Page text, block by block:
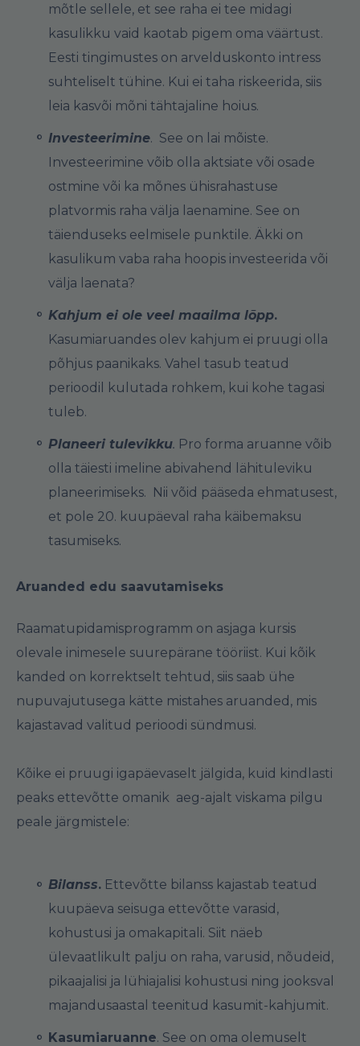
mõtle sellele, et see raha ei tee midagi
kasulikku vaid kaotab pigem oma väärtust.
Eesti tingimustes on arvelduskonto intress
suhteliselt tühine. Kui ei taha riskeerida, siis
leia kasvõi mõni tähtajaline hoius.
Investeerimine. See on lai mõiste.
Investeerimine võib olla aktsiate või osade
ostmine või ka mõnes ühisrahastuse
platvormis raha välja laenamine. See on
täienduseks eelmisele punktile. Äkki on
kasulikum vaba raha hoopis investeerida või
välja laenata?
Kahjum ei ole veel maailma lõpp.
Kasumiaruandes olev kahjum ei pruugi olla
põhjus paanikaks. Vahel tasub teatud
perioodil kulutada rohkem, kui kohe tagasi
tuleb.
Planeeri tulevikku. Pro forma aruanne võib
olla täiesti imeline abivahend lähituleviku
planeerimiseks. Nii võid pääseda ehmatusest,
et pole 20. kuupäeval raha käibemaksu
tasumiseks.
Aruanded edu saavutamiseks
Raamatupidamisprogramm on asjaga kursis
olevale inimesele suurepärane tööriist. Kui kõik
kanded on korrektselt tehtud, siis saab ühe
nupuvajutusega kätte mistahes aruanded, mis
kajastavad valitud perioodi sündmusi.
Kõike ei pruugi igapäevaselt jälgida, kuid kindlasti
peaks ettevõtte omanik aeg-ajalt viskama pilgu
peale järgmistele:
Bilanss. Ettevõtte bilanss kajastab teatud
kuupäeva seisuga ettevõtte varasid,
kohustusi ja omakapitali. Siit näeb
ülevaatlikult palju on raha, varusid, nõudeid,
pikaajalisi ja lühiajalisi kohustusi ning jooksval
majandusaastal teenitud kasumit-kahjumit.
Kasumiaruanne. See on oma olemuselt